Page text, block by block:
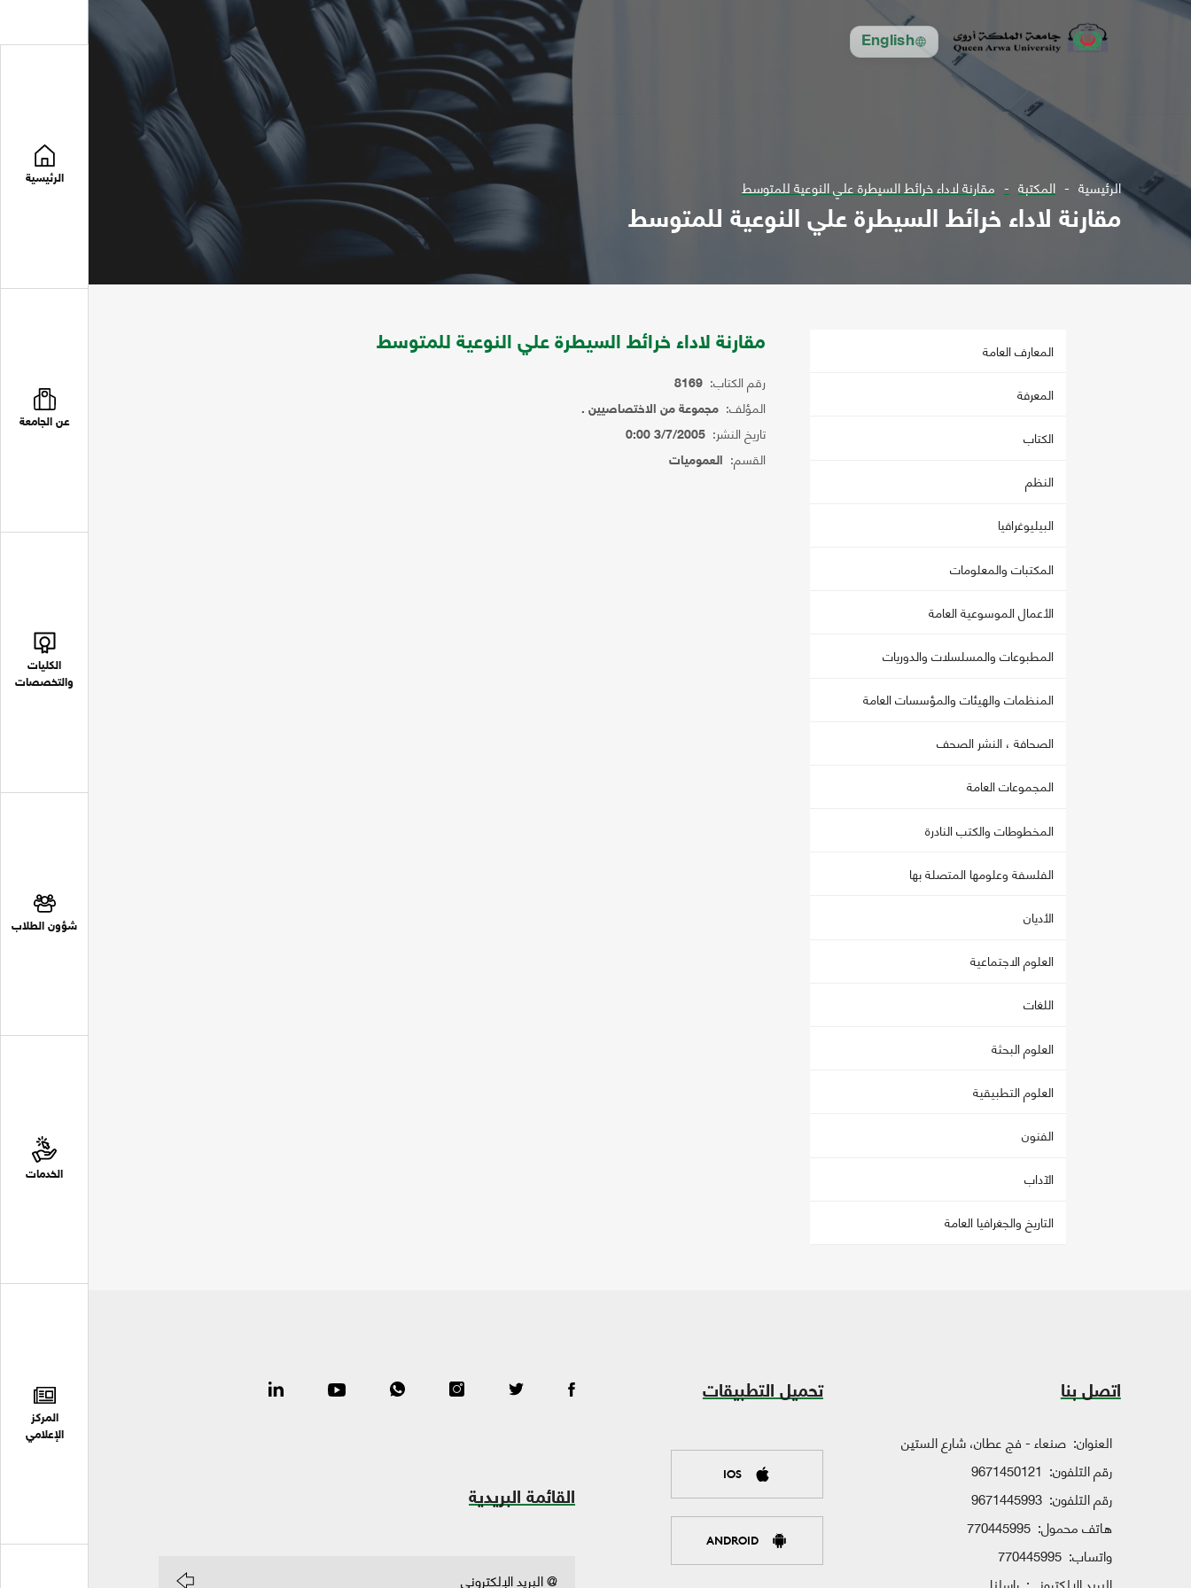
English
الرئيسية
عن الجامعة
الكليات
والتخصصات
شؤون الطلاب
الخدمات
المركز
الإعلامي
الرئيسية المكتبة مقارنة لاداء خرائط السيطرة علي النوعية للمتوسط
مقارنة لاداء خرائط السيطرة علي النوعية للمتوسط
المعارف العامة
المعرفة
الكتاب
النظم
البيليوغرافيا
المكتبات والمعلومات
الأعمال الموسوعية العامة
المطبوعات والمسلسلات والدوريات
المنظمات والهيئات والمؤسسات العامة
الصحافة ، النشر الصحف
المجموعات العامة
المخطوطات والكتب النادرة
الفلسفة وعلومها المتصلة بها
الأديان
العلوم الاجتماعية
اللغات
العلوم البحثة
العلوم التطبيقية
الفنون
الآداب
التاريخ والجغرافيا العامة
مقارنة لاداء خرائط السيطرة علي النوعية للمتوسط
رقم الكتاب: 8169
المؤلف: مجموعة من الاختصاصيين .
تاريخ النشر: 3/7/2005 0:00
القسم: العموميات
اتصل بنا
العنوان: صنعاء - فج عطان، شارع الستين
رقم التلفون: 9671450121
رقم التلفون: 9671445993
هاتف محمول: 770445995
واتساب: 770445995
تحميل التطبيقات
IOS
ANDROID
القائمة البريدية